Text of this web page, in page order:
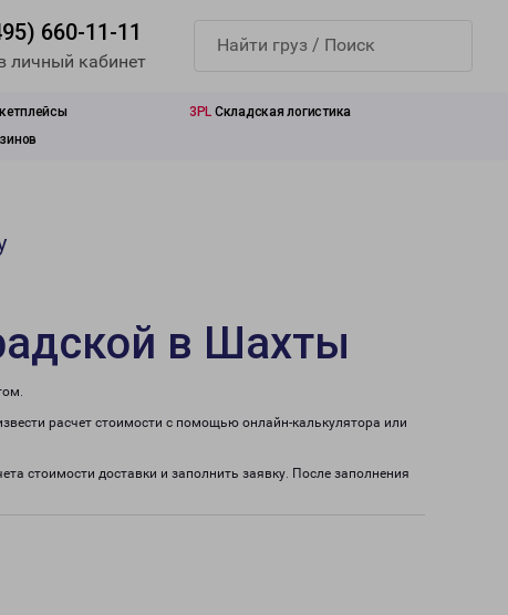
660-11-11
личный кабинет
3PL Складская логистика
в Шахты
расчет стоимости с помощью онлайн-калькулятора или
стоимости доставки и заполнить заявку. После заполнения